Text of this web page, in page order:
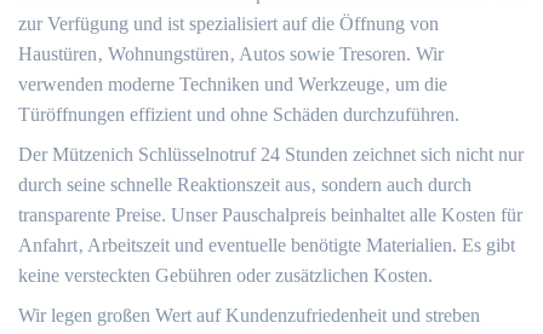
zur Verfügung und ist spezialisiert auf die Öffnung von
Haustüren‚ Wohnungstüren‚ Autos sowie Tresoren.​ Wir
verwenden moderne Techniken und Werkzeuge‚ um die
Türöffnungen effizient und ohne Schäden durchzuführen.​
Der Mützenich Schlüsselnotruf 24 Stunden zeichnet sich nicht nur
durch seine schnelle Reaktionszeit aus‚ sondern auch durch
transparente Preise.​ Unser Pauschalpreis beinhaltet alle Kosten für
Anfahrt‚ Arbeitszeit und eventuelle benötigte Materialien.​ Es gibt
keine versteckten Gebühren oder zusätzlichen Kosten.​
Wir legen großen Wert auf Kundenzufriedenheit und streben